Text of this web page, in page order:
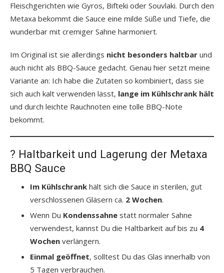
Fleischgerichten wie Gyros, Bifteki oder Souvlaki. Durch den
Metaxa bekommt die Sauce eine milde Süße und Tiefe, die
wunderbar mit cremiger Sahne harmoniert.
Im Original ist sie allerdings nicht besonders haltbar und
auch nicht als BBQ-Sauce gedacht. Genau hier setzt meine
Variante an: Ich habe die Zutaten so kombiniert, dass sie
sich auch kalt verwenden lässt, lange im Kühlschrank hält
und durch leichte Rauchnoten eine tolle BBQ-Note
bekommt.
? Haltbarkeit und Lagerung der Metaxa
BBQ Sauce
Im Kühlschrank hält sich die Sauce in sterilen, gut
verschlossenen Gläsern ca. 2 Wochen.
Wenn Du Kondenssahne statt normaler Sahne
verwendest, kannst Du die Haltbarkeit auf bis zu 4
Wochen verlängern.
Einmal geöffnet, solltest Du das Glas innerhalb von
5 Tagen verbrauchen.